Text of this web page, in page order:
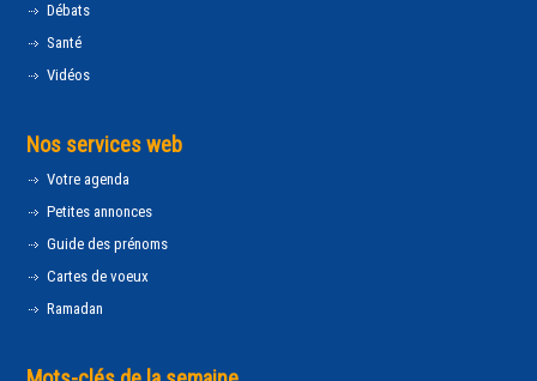
Débats
Santé
Vidéos
Nos services web
Votre agenda
Petites annonces
Guide des prénoms
Cartes de voeux
Ramadan